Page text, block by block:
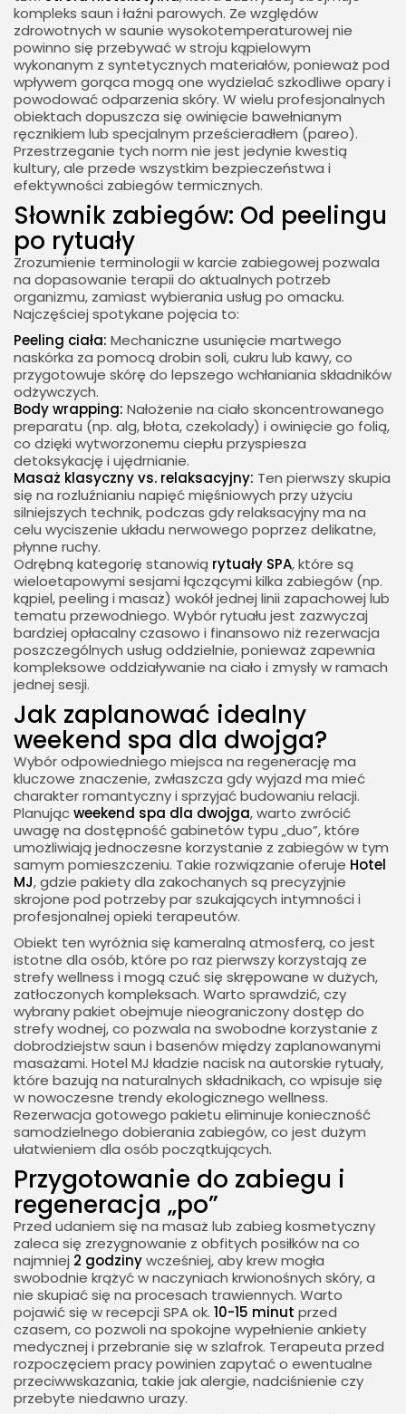
kompleks saun i łaźni parowych. Ze względów
zdrowotnych w saunie wysokotemperaturowej nie
powinno się przebywać w stroju kąpielowym
wykonanym z syntetycznych materiałów, ponieważ pod
wpływem gorąca mogą one wydzielać szkodliwe opary i
powodować odparzenia skóry. W wielu profesjonalnych
obiektach dopuszcza się owinięcie bawełnianym
ręcznikiem lub specjalnym prześcieradłem (pareo).
Przestrzeganie tych norm nie jest jedynie kwestią
kultury, ale przede wszystkim bezpieczeństwa i
efektywności zabiegów termicznych.
Słownik zabiegów: Od peelingu
po rytuały
Zrozumienie terminologii w karcie zabiegowej pozwala
na dopasowanie terapii do aktualnych potrzeb
organizmu, zamiast wybierania usług po omacku.
Najczęściej spotykane pojęcia to:
Peeling ciała: Mechaniczne usunięcie martwego
naskórka za pomocą drobin soli, cukru lub kawy, co
przygotowuje skórę do lepszego wchłaniania składników
odżywczych.
Body wrapping: Nałożenie na ciało skoncentrowanego
preparatu (np. alg, błota, czekolady) i owinięcie go folią,
co dzięki wytworzonemu ciepłu przyspiesza
detoksykację i ujędrnianie.
Masaż klasyczny vs. relaksacyjny: Ten pierwszy skupia
się na rozluźnianiu napięć mięśniowych przy użyciu
silniejszych technik, podczas gdy relaksacyjny ma na
celu wyciszenie układu nerwowego poprzez delikatne,
płynne ruchy.
Odrębną kategorię stanowią rytuały SPA, które są
wieloetapowymi sesjami łączącymi kilka zabiegów (np.
kąpiel, peeling i masaż) wokół jednej linii zapachowej lub
tematu przewodniego. Wybór rytuału jest zazwyczaj
bardziej opłacalny czasowo i finansowo niż rezerwacja
poszczególnych usług oddzielnie, ponieważ zapewnia
kompleksowe oddziaływanie na ciało i zmysły w ramach
jednej sesji.
Jak zaplanować idealny
weekend spa dla dwojga?
Wybór odpowiedniego miejsca na regenerację ma
kluczowe znaczenie, zwłaszcza gdy wyjazd ma mieć
charakter romantyczny i sprzyjać budowaniu relacji.
Planującweekend spa dla dwojga, warto zwrócić
uwagę na dostępność gabinetów typu „duo”, które
umożliwiają jednoczesne korzystanie z zabiegów w tym
samym pomieszczeniu. Takie rozwiązanie oferuje Hotel
MJ, gdzie pakiety dla zakochanych są precyzyjnie
skrojone pod potrzeby par szukających intymności i
profesjonalnej opieki terapeutów.
Obiekt ten wyróżnia się kameralną atmosferą, co jest
istotne dla osób, które po raz pierwszy korzystają ze
strefy wellness i mogą czuć się skrępowane w dużych,
zatłoczonych kompleksach. Warto sprawdzić, czy
wybrany pakiet obejmuje nieograniczony dostęp do
strefy wodnej, co pozwala na swobodne korzystanie z
dobrodziejstw saun i basenów między zaplanowanymi
masażami. Hotel MJ kładzie nacisk na autorskie rytuały,
które bazują na naturalnych składnikach, co wpisuje się
w nowoczesne trendy ekologicznego wellness.
Rezerwacja gotowego pakietu eliminuje konieczność
samodzielnego dobierania zabiegów, co jest dużym
ułatwieniem dla osób początkujących.
Przygotowanie do zabiegu i
regeneracja „po”
Przed udaniem się na masaż lub zabieg kosmetyczny
zaleca się zrezygnowanie z obfitych posiłków na co
najmniej 2 godzinywcześniej, aby krew mogła
swobodnie krążyć w naczyniach krwionośnych skóry, a
nie skupiać się na procesach trawiennych. Warto
pojawić się w recepcji SPA ok. 10-15 minut przed
czasem, co pozwoli na spokojne wypełnienie ankiety
medycznej i przebranie się w szlafrok. Terapeuta przed
rozpoczęciem pracy powinien zapytać o ewentualne
przeciwwskazania, takie jak alergie, nadciśnienie czy
przebyte niedawno urazy.